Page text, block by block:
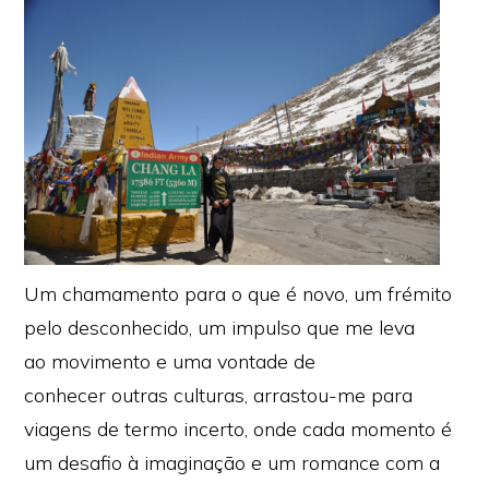
Um chamamento para o que é novo, um frémito
pelo desconhecido, um impulso que me leva
ao movimento e uma vontade de
conhecer outras culturas, arrastou-me para
viagens de termo incerto, onde cada momento é
um desafio à imaginação e um romance com a